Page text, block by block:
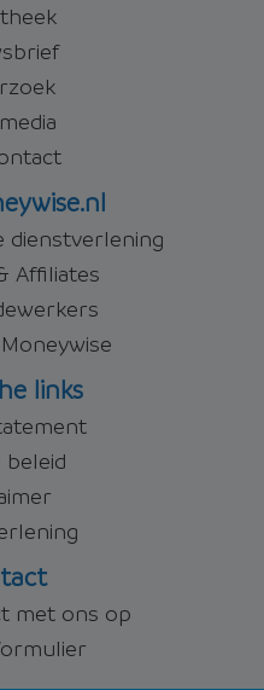
dienstverlening
Affiliates
links
beleid
met ons op